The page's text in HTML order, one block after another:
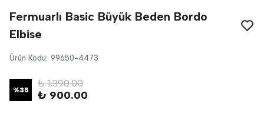
Fermuarlı Basic Büyük Beden Bordo
Elbise
Ürün Kodu: 99650-4473
%35
₺ 1,390.00
₺ 900.00